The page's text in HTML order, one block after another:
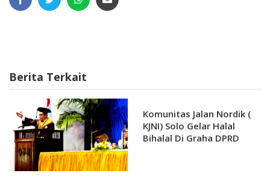
Berita Terkait
Komunitas Jalan Nordik (
KJNI) Solo Gelar Halal
Bihalal Di Graha DPRD